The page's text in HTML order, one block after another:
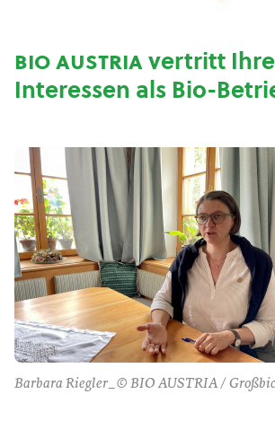
bio austriavertritt Ihre
Interessen als Bio-
Barbara Riegler_© BIO AUSTRIA /